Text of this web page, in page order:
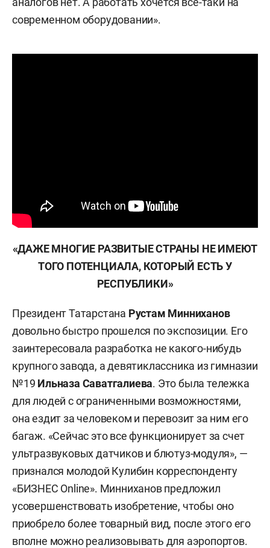
современном оборудовании».
«ДАЖЕ МНОГИЕ РАЗВИТЫЕ СТРАНЫ НЕ ИМЕЮТ
ТОГО ПОТЕНЦИАЛА, КОТОРЫЙ ЕСТЬ У
РЕСПУБЛИКИ»
Президент Татарстана Рустам Минниханов
довольно быстро прошелся по экспозиции. Его
заинтересовала разработка не какого-нибудь
крупного завода, а девятиклассника из гимназии
№19 Ильназа Саватгалиева. Это была тележка
для людей с ограниченными возможностями,
она ездит за человеком и перевозит за ним его
багаж. «Сейчас это все функционирует за счет
ультразвуковых датчиков и блютуз-модуля», —
признался молодой Кулибин корреспонденту
«БИЗНЕС Online». Минниханов предложил
усовершенствовать изобретение, чтобы оно
приобрело более товарный вид, после этого его
вполне можно реализовывать для аэропортов.